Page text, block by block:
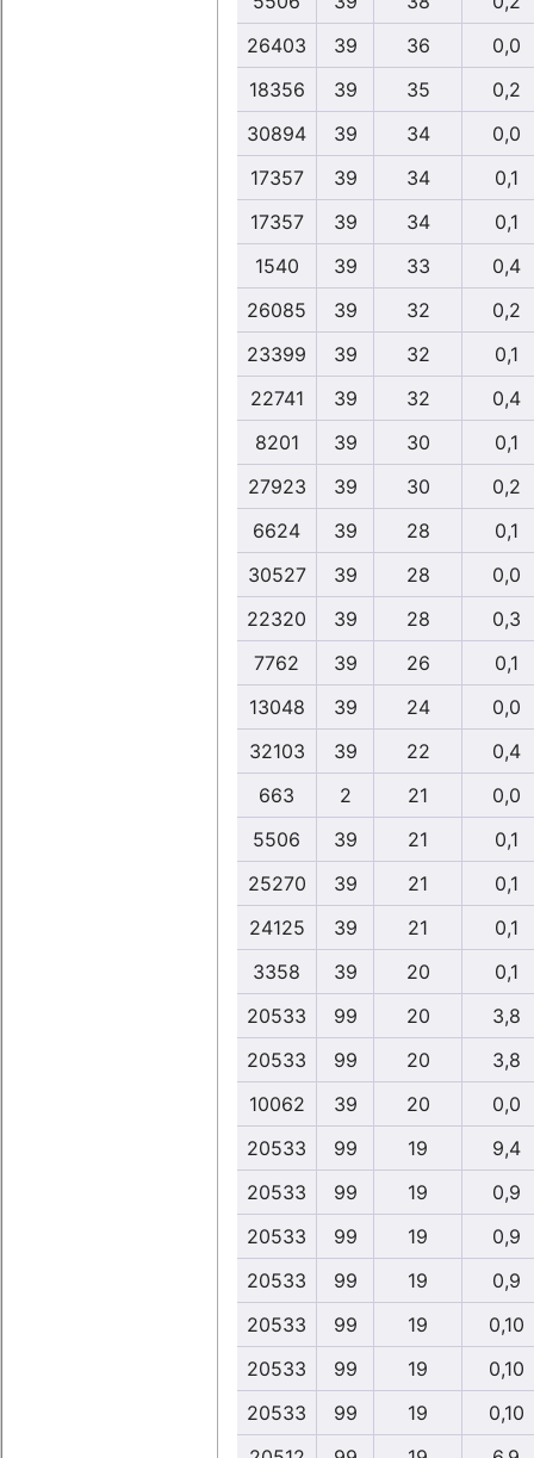
26403
39 36
0,0
18356
39 35
0,2
30894
39 34
0,0
17357
39 34
0,1
17357
39 34
0,1
1540
39 33
0,4
26085
39 32
0,2
23399
39 32
0,1
22741
39 32
0,4
8201
39 30
0,1
27923
39 30
0,2
6624
39 28
0,1
30527
39 28
0,0
22320
39 28
0,3
7762
39 26
0,1
13048
39 24
0,0
32103
39 22
0,4
663
2 21
0,0
5506
39 21
0,1
25270
39 21
0,1
24125
39 21
0,1
3358
39 20
0,1
20533
99 20
3,8
20533
99 20
3,8
10062
39 20
0,0
20533
99 19
9,4
20533
99 19
0,9
20533
99 19
0,9
20533
99 19
0,9
20533
99 19
0,10
20533
99 19
0,10
20533
99 19
0,10